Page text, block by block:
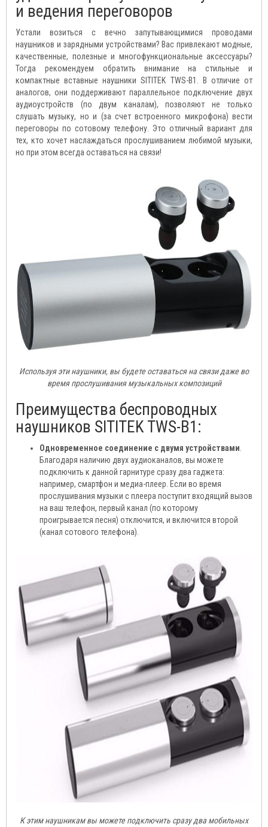
и ведения переговоров
Устали возиться с вечно запутывающимися проводами
наушников и зарядными устройствами? Вас привлекают модные,
качественные, полезные и многофункциональные аксессуары?
Тогда рекомендуем обратить внимание на стильные и
компактные вставные наушники SITITEK TWS-B1. В отличие от
аналогов, они поддерживают параллельное подключение двух
аудиоустройств (по двум каналам), позволяют не только
слушать музыку, но и (за счет встроенного микрофона) вести
переговоры по сотовому телефону. Это отличный вариант для
тех, кто хочет наслаждаться прослушиванием любимой музыки,
но при этом всегда оставаться на связи!
Используя эти наушники, вы будете оставаться на связи даже во
время прослушивания музыкальных композиций
Преимущества беспроводных
наушников SITITEK TWS-B1:
Одновременное соединение с двумя устройствами.
Благодаря наличию двух аудиоканалов, вы можете
подключить к данной гарнитуре сразу два гаджета:
например, смартфон и медиа-плеер. Если во время
прослушивания музыки с плеера поступит входящий вызов
на ваш телефон, первый канал (по которому
проигрывается песня) отключится, и включится второй
(канал сотового телефона).
К этим наушникам вы можете подключить сразу два мобильных